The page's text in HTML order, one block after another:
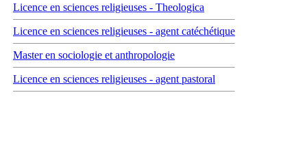
Licence en sciences religieuses - Theologica
Licence en sciences religieuses - agent catéchétique
Master en sociologie et anthropologie
Licence en sciences religieuses - agent pastoral